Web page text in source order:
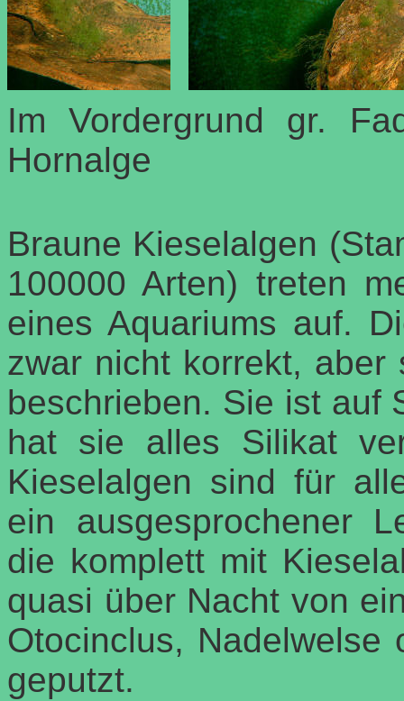
Im Vordergrund gr.
Hornalge
Braune Kieselalgen
100000 Arten) treten
eines Aquariums auf.
zwar nicht korrekt,
beschrieben. Sie ist auf
hat sie alles Silikat
Kieselalgen sind für
ein ausgesprochener
die komplett mit
quasi über Nacht von
Otocinclus, Nadelwelse
geputzt.